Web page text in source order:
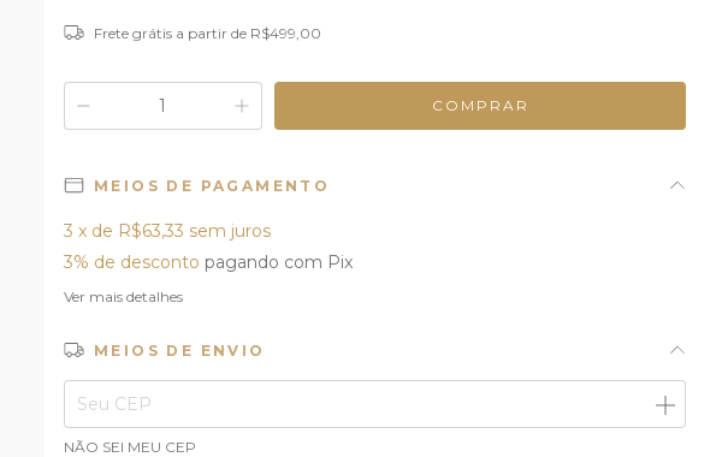
Frete grátis a partir de R$499,00
MEIOS DE PAGAMENTO
3 x de R$63,33 sem juros
3% de desconto pagando com Pix
Ver mais detalhes
MEIOS DE ENVIO
Entregas para o CEP:
ALTERAR CEP
NÃO SEI MEU CEP